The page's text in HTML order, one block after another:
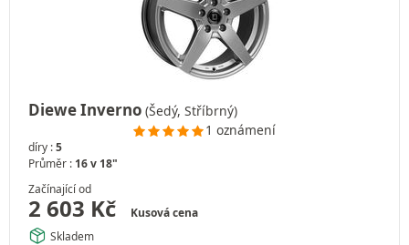
Diewe Inverno (Šedý, Stříbrný)
1 oznámení
díry :5
Průměr : 16 v 18"
Začínající od
2 603 Kč
Kusová cena
Skladem